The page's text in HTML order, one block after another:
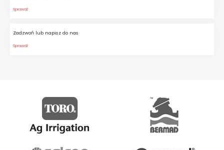
Sprawdź
Zadzwoń lub napisz do nas
Sprawdź